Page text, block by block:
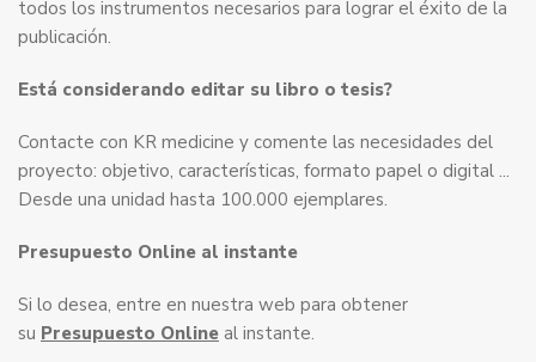
todos los instrumentos necesarios para lograr el éxito de la
publicación.
Está considerando editar su libro o tesis?
Contacte con KR medicine y comente las necesidades del
proyecto: objetivo, características, formato papel o digital ...
Desde una unidad hasta 100.000 ejemplares.
Presupuesto Online al instante
Si lo desea, entre en nuestra web para obtener
su Presupuesto Online al instante.